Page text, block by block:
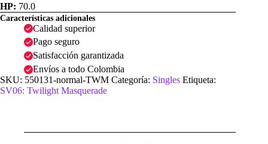
HP: 70.0
Características adicionales
Calidad superior
Pago seguro
Satisfacción garantizada
Envíos a todo Colombia
SKU: 550131-normal-TWM Categoría: Singles Etiqueta:
SV06: Twilight Masquerade